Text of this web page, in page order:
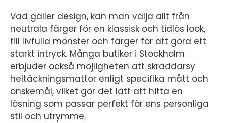
Vad gäller design, kan man välja allt från
neutrala färger för en klassisk och tidlös look,
till livfulla mönster och färger för att göra ett
starkt intryck. Många butiker i Stockholm
erbjuder också möjligheten att skräddarsy
heltäckningsmattor enligt specifika mått och
önskemål, vilket gör det lätt att hitta en
lösning som passar perfekt för ens personliga
stil och utrymme.